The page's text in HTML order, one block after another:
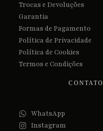
Trocas e Devoluções
Garantia
Formas de Pagamento
Política de Privacidade
Política de Cookies
Termos e Condições
CONTATO
WhatsApp
Instagram